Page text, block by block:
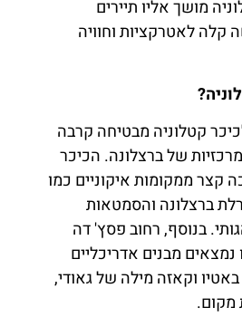
מושך אליו תיירים
קלה לאטרקציות וחוויה
קטלוניה מבטיחה קרבה
של ברצלונה. הכיכר
קצר ממקומות איקוניים כמו
ברצלונה והסמטאות
בנוסף, רחוב פסץ' דה
מבנים אדריכליים
וקאזה מילה של גאודי,
מקום.